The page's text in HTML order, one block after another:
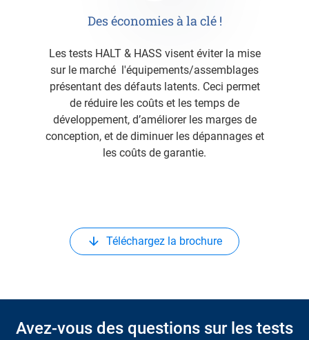
Des économies à la clé !
Les tests HALT & HASS visent éviter la mise
sur le marché l'équipements/assemblages
présentant des défauts latents. Ceci permet
de réduire les coûts et les temps de
développement, d’améliorer les marges de
conception, et de diminuer les dépannages et
les coûts de garantie.
Téléchargez la brochure
Avez-vous des questions sur les tests